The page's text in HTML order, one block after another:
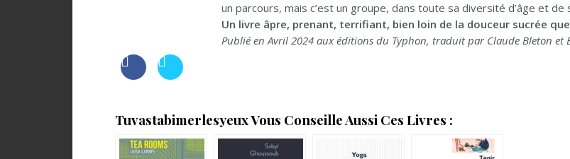
un parcours, mais c’est un groupe, dans toute sa diversité d’âge et
Un livre âpre, prenant, terrifiant, bien loin de la douceur sucrée
Publié en Avril 2024 aux éditions du Typhon, traduit par Claude Bleton et
Tuvastabimerlesyeux Vous Conseille Aussi Ces Livres :